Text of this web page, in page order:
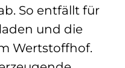
So entfällt für
und die
Wertstoffhof.